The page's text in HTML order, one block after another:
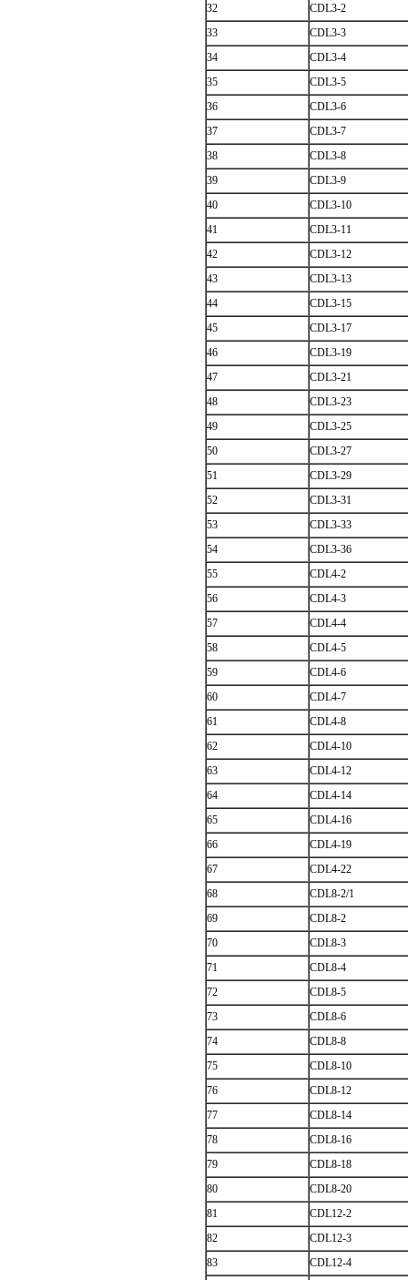
32
CDL3-2
33
CDL3-3
34
CDL3-4
35
CDL3-5
36
CDL3-6
37
CDL3-7
38
CDL3-8
39
CDL3-9
40
CDL3-10
41
CDL3-11
42
CDL3-12
43
CDL3-13
44
CDL3-15
45
CDL3-17
46
CDL3-19
47
CDL3-21
48
CDL3-23
49
CDL3-25
50
CDL3-27
51
CDL3-29
52
CDL3-31
53
CDL3-33
54
CDL3-36
55
CDL4-2
56
CDL4-3
57
CDL4-4
58
CDL4-5
59
CDL4-6
60
CDL4-7
61
CDL4-8
62
CDL4-10
63
CDL4-12
64
CDL4-14
65
CDL4-16
66
CDL4-19
67
CDL4-22
68
CDL8-2/1
69
CDL8-2
70
CDL8-3
71
CDL8-4
72
CDL8-5
73
CDL8-6
74
CDL8-8
75
CDL8-10
76
CDL8-12
77
CDL8-14
78
CDL8-16
79
CDL8-18
80
CDL8-20
81
CDL12-2
82
CDL12-3
83
CDL12-4